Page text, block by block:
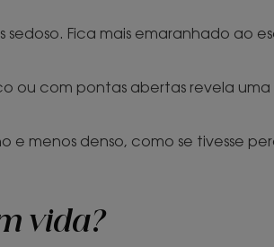
Fica mais emaranhado ao
ou com pontas abertas revela
e menos denso, como se tivesse
vida?